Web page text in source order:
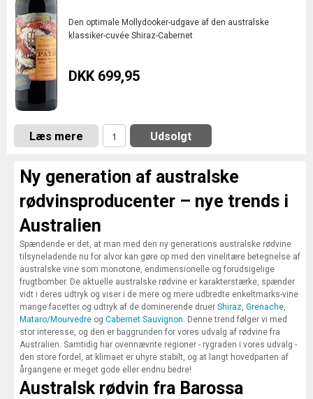
Den optimale Mollydooker-udgave af den australske
klassiker-cuvée Shiraz-Cabernet
DKK 699,95
Læs mere Udsolgt
Ny generation af australske
rødvinsproducenter – nye trends i
Australien
Spændende er det, at man med den ny generations australske rødvine
tilsyneladende nu for alvor kan gøre op med den vinelitære betegnelse af
australske vine som monotone, endimensionelle og forudsigelige
frugtbomber. De aktuelle australske rødvine er karakterstærke, spænder
vidt i deres udtryk og viser i de mere og mere udbredte enkeltmarks-vine
mange facetter og udtryk af de dominerende druer Shiraz, Grenache,
Mataro/Mourvedre og Cabernet Sauvignon. Denne trend følger vi med
stor interesse, og den er baggrunden for vores udvalg af rødvine fra
Australien. Samtidig har ovennævnte regioner - rygraden i vores udvalg -
den store fordel, at klimaet er uhyre stabilt, og at langt hovedparten af
årgangene er meget gode eller endnu bedre!
Australsk rødvin fra Barossa